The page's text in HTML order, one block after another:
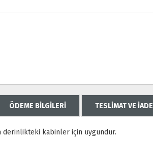
ÖDEME BİLGİLERİ TESLİMAT VE İADE
derinlikteki kabinler için uygundur.